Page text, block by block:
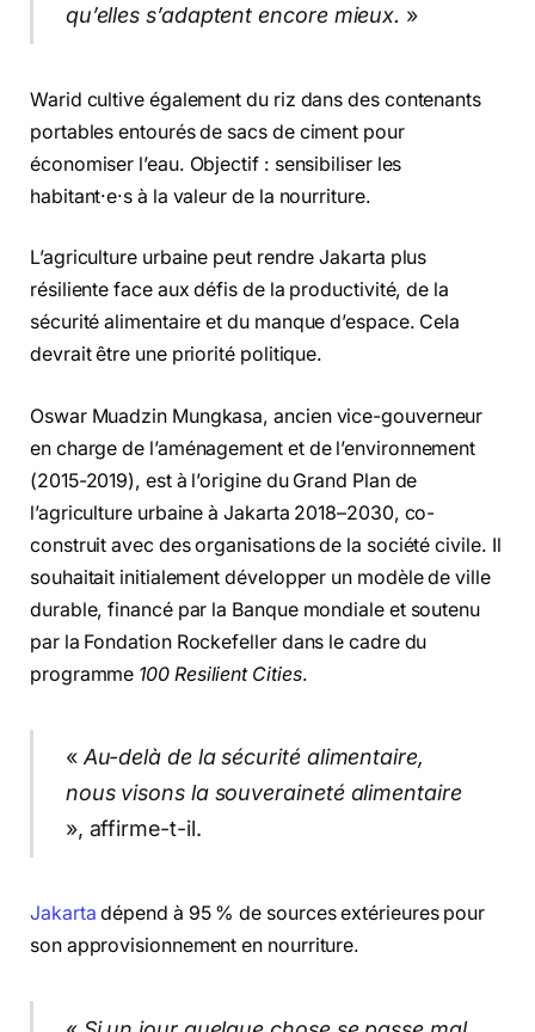
qu’elles s’adaptent encore mieux. »
Warid cultive également du riz dans des contenants
portables entourés de sacs de ciment pour
économiser l’eau. Objectif : sensibiliser les
habitant·e·s à la valeur de la nourriture.
L’agriculture urbaine peut rendre Jakarta plus
résiliente face aux défis de la productivité, de la
sécurité alimentaire et du manque d’espace. Cela
devrait être une priorité politique.
Oswar Muadzin Mungkasa, ancien vice-gouverneur
en charge de l’aménagement et de l’environnement
(2015-2019), est à l’origine du Grand Plan de
l’agriculture urbaine à Jakarta 2018–2030, co-
construit avec des organisations de la société civile. Il
souhaitait initialement développer un modèle de ville
durable, financé par la Banque mondiale et soutenu
par la Fondation Rockefeller dans le cadre du
programme 100 Resilient Cities.
«Au-delà de la sécurité alimentaire,
nous visons la souveraineté alimentaire
», affirme-t-il.
Jakarta dépend à 95 % de sources extérieures pour
son approvisionnement en nourriture.